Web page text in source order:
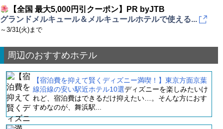
【全国 最大5,000円引クーポン】PR byJTB
グランドメルキュール＆メルキュールホテルで使える...
～3/31(火)まで
周辺のおすすめホテル
【宿泊費を抑えて賢くディズニー満喫！】東京方面京葉
線沿線の安い駅近ホテル10選ディズニーを楽しみたいけ
れど、宿泊費はできるだけ抑えたい…。そんな方におす
すめなのが、舞浜駅...